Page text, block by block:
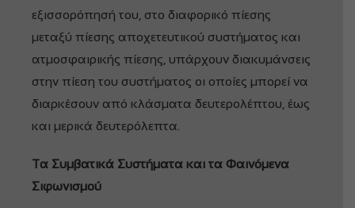
εξισσορόπησή του, στο διαφορικό πίεσης
μεταξύ πίεσης αποχετευτικού συστήματος και
ατμοσφαιρικής πίεσης, υπάρχουν διακυμάνσεις
στην πίεση του συστήματος οι οποίες μπορεί να
διαρκέσουν από κλάσματα δευτερολέπτου, έως
και μερικά δευτερόλεπτα.
Τα Συμβατικά Συστήματα και τα Φαινόμενα
Σιφωνισμού